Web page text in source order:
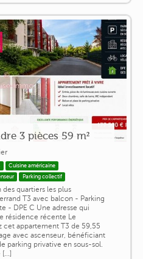
3 pièces 59 m²
Cuisine américaine
Parking collectif
quartiers les plus
T3 avec balcon - Parking
- DPE C Une adresse qui
résidence récente Le
cet appartement T3 de 59,55
avec ascenseur, bénéficiant
parking privative en sous-sol.